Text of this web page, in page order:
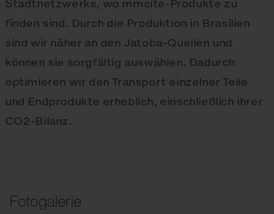
Stadtnetzwerks, wo mmcité-Produkte zu
finden sind. Durch die Produktion in Brasilien
sind wir näher an den Jatoba-Quellen und
können sie sorgfältig auswählen. Dadurch
optimieren wir den Transport einzelner Teile
und Endprodukte erheblich, einschließlich ihrer
CO2-Bilanz.
Fotogalerie